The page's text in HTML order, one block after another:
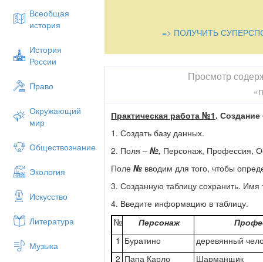
Всеобщая
история
История
России
Право
Окружающий
мир
Обществознание
Экология
Искусство
Литература
Музыка
=> ПОЛУЧИТЬ
Просмотр
Практическая работа №1.
1. Создать базу данных.
2. Поля –№, Персонаж, Профессия,
Поле№ вводим для того, чтобы
3. Созданную таблицу сохранить. Имя
4. Введите информацию в таблицу.
№
Персонаж
1 Буратино
деревянный
2 Папа Карло
Шарманщик